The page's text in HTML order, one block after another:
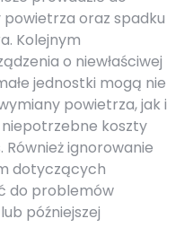
oraz spadku
Kolejnym
o niewłaściwej
jednostki mogą nie
powietrza, jak i
koszty
ignorowanie
dotyczących
do problemów
późniejszej